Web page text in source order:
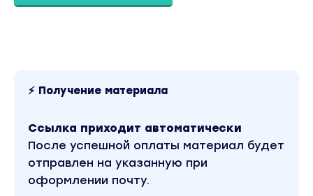
ПРОГРАММА ОБУЧЕНИЯ:
15 часов
Вы попробуете себя в роли интернет-
которому всё нужно делать самому.
— Качественные и количественные
⚡ Получение материала
Ссылка приходит автоматически
После успешной оплаты материал будет
отправлен на указанную при
оформлении почту.